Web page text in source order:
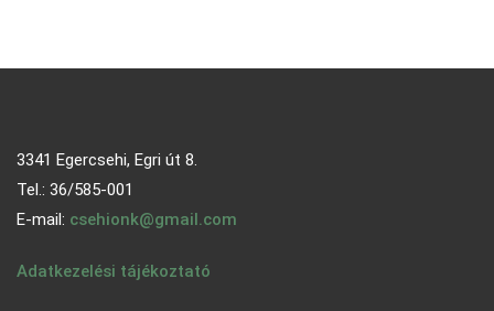
3341 Egercsehi, Egri út 8.
Tel.: 36/585-001
E-mail: csehionk@gmail.com
Adatkezelési tájékoztató